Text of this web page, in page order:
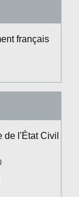
français
de l'État Civil